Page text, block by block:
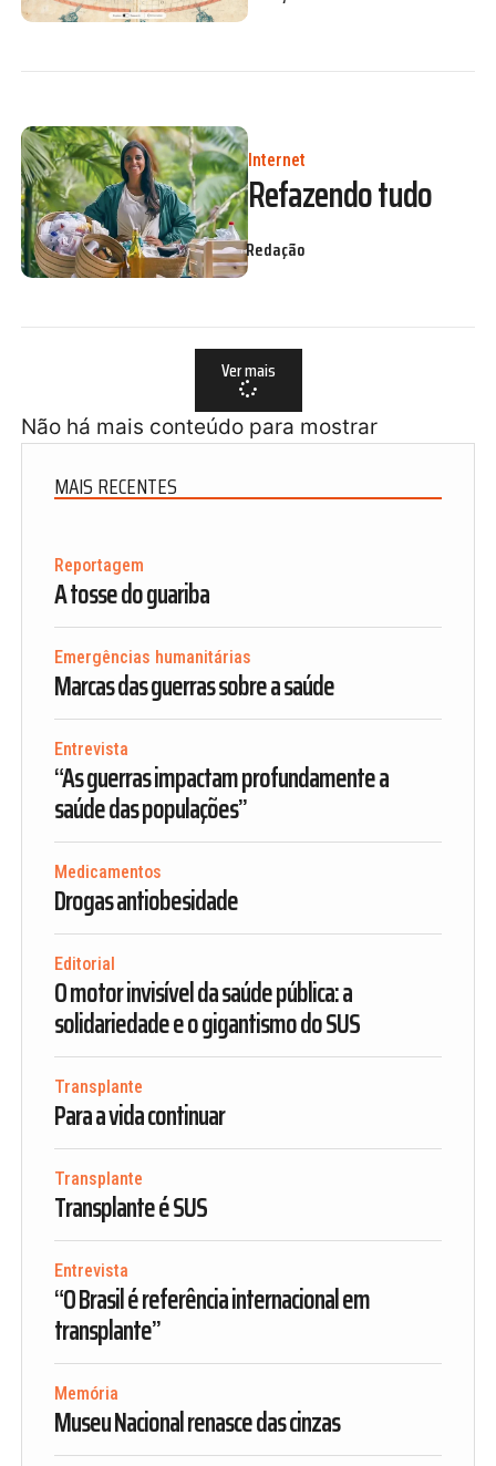
Internet
Refazendo tudo
Redação
Ver mais
Não há mais conteúdo para mostrar
MAIS RECENTES
Reportagem
A tosse do guariba
Emergências humanitárias
Marcas das guerras sobre a saúde
Entrevista
“As guerras impactam profundamente a
saúde das populações”
Medicamentos
Drogas antiobesidade
Editorial
O motor invisível da saúde pública: a
solidariedade e o gigantismo do SUS
Transplante
Para a vida continuar
Transplante
Transplante é SUS
Entrevista
“O Brasil é referência internacional em
transplante”
Memória
Museu Nacional renasce das cinzas